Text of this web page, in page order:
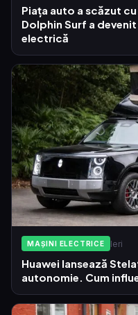
Piața auto a scăzut
Dolphin Surf a
electrică
MAȘINI ELECTRICE Ieri
Huawei lansează
autonomie. Cum